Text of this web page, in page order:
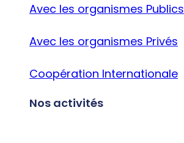
Avec les organismes Publics
Avec les organismes Privés
Coopération Internationale
Nos activités